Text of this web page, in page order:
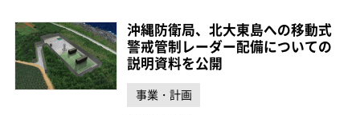
沖縄防衛局、北大東島への移動式
警戒管制レーダー配備についての
説明資料を公開
事業・計画